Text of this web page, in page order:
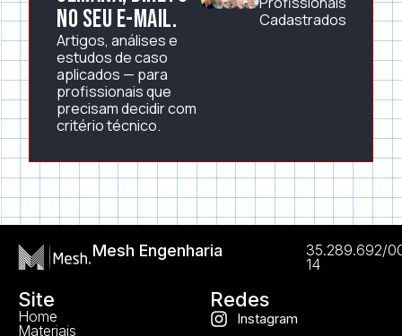
no seu e-mail.
Artigos, análises e
estudos de caso
aplicados — para
profissionais que
precisam decidir com
critério técnico.
Cadastrados
Mesh Engenharia
35.289.692/
14
Site
Home
Materiais
Redes
Instagram